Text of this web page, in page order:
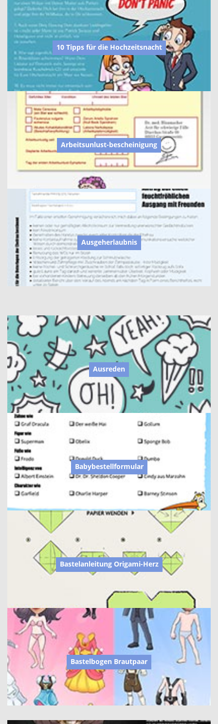
10 Tipps für die Hochzeitsnacht
Arbeitsunlust-bescheinigung
Ausgeherlaubnis
Ausreden
Babybestellformular
Bastelanleitung Origami-Herz
Bastelbogen Brautpaar